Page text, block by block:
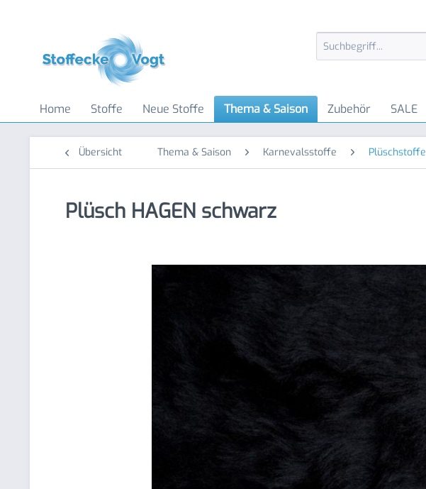
Home Stoffe Neue Stoffe Thema & Saison Zubehör SALE
Übersicht Thema & Saison Karnevalsstoffe Plüschstoffe
Plüsch HAGEN schwarz